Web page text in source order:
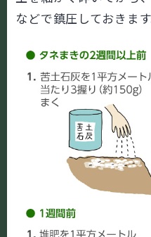
などで鎮圧しておきます